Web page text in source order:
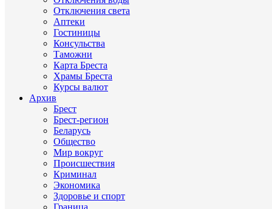
Отключения света
Аптеки
Гостиницы
Консульства
Таможни
Карта Бреста
Храмы Бреста
Курсы валют
Архив
Брест
Брест-регион
Беларусь
Общество
Мир вокруг
Происшествия
Криминал
Экономика
Здоровье и спорт
Граница